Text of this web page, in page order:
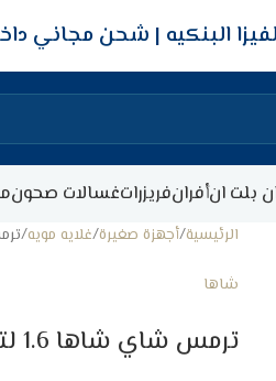
شحن مجاني
بلت انأفرانفريزراتغسالات صحون
الرئيسية أجهزة صغيرة غلايه مويه ترمس
شاها
ترمس شاي شاها 1.6 لتر مع فلتر – بني فاتح